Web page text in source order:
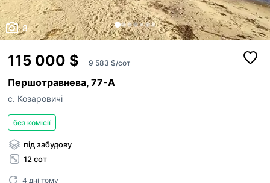
8
115 000 $ 9 583 $/сот
Першотравнева, 77-А
с. Козаровичі
без комісії
під забудову
12 сот
4 дні тому